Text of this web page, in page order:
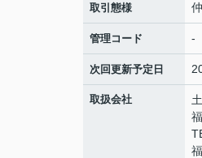
取引態様
管理コード -
次回更新予定日
取扱会社